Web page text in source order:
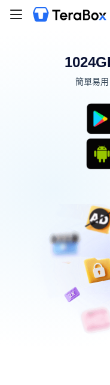
簡單易